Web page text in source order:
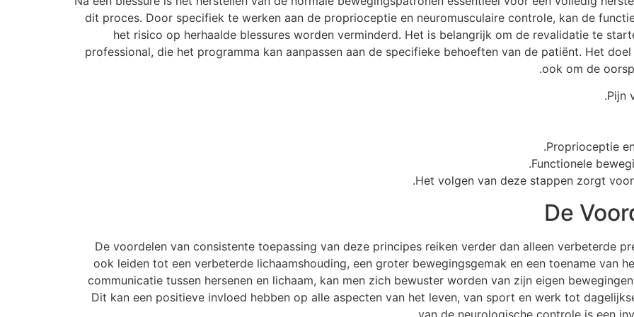
dit proces. Door specifiek te werken aan de proprioceptie en neuromusculaire controle, kan de
het risico op herhaalde blessures worden verminderd. Het is belangrijk om de revalidatie te
professional, die het programma kan aanpassen aan de specifieke behoeften van de patiënt. Het
ook om de
Pijn
Proprioceptie
Functionele
Het volgen van deze stappen zorgt
De
De voordelen van consistente toepassing van deze principes reiken verder dan alleen verbeterde
ook leiden tot een verbeterde lichaamshouding, een groter bewegingsgemak en een toename van
communicatie tussen hersenen en lichaam, kan men zich bewuster worden van zijn eigen
Dit kan een positieve invloed hebben op alle aspecten van het leven, van sport en werk tot
van de neurologische controle is een